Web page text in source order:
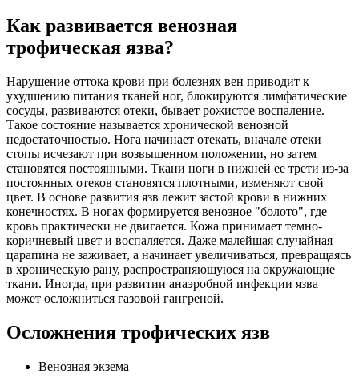
Как развивается венозная
трофическая язва?
Нарушение оттока крови при болезнях вен приводит к
ухудшению питания тканей ног, блокируются лимфатические
сосуды, развиваются отеки, бывает рожистое воспаление.
Такое состояние называется хронической венозной
недостаточностью. Нога начинает отекать, вначале отеки
стопы исчезают при возвышенном положении, но затем
становятся постоянными. Ткани ноги в нижней ее трети из-за
постоянных отеков становятся плотными, изменяют свой
цвет. В основе развития язв лежит застой крови в нижних
конечностях. В ногах формируется венозное "болото", где
кровь практически не двигается. Кожа принимает темно-
коричневый цвет и воспаляется. Даже малейшая случайная
царапина не заживает, а начинает увеличиваться, превращаясь
в хроническую рану, распространяющуюся на окружающие
ткани. Иногда, при развитии анаэробной инфекции язва
может осложниться газовой гангреной.
Осложнения трофических язв
Венозная экзема